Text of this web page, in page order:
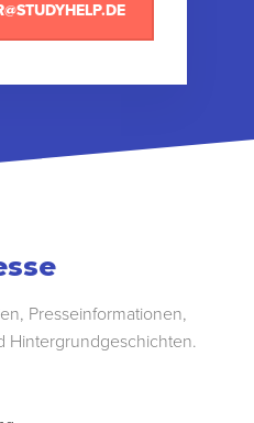
Presseinformationen,
Hintergrundgeschichten.